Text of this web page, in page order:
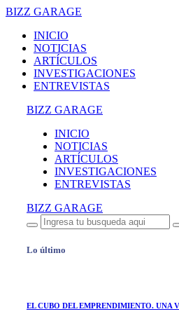
BIZZ GARAGE
INICIO
NOTICIAS
ARTÍCULOS
INVESTIGACIONES
ENTREVISTAS
BIZZ GARAGE
INICIO
NOTICIAS
ARTÍCULOS
INVESTIGACIONES
ENTREVISTAS
BIZZ GARAGE
Lo último
EL CUBO DEL EMPRENDIMIENTO. UNA